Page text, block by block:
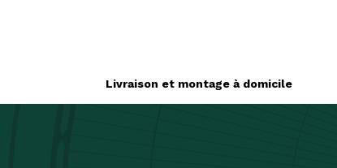
Livraison et montage à domicile